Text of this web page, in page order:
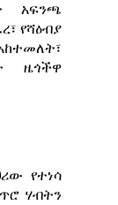
አፍንጫ
የሻዕብያ
ዜጎችዋ
የተነሳ
ሃብትን